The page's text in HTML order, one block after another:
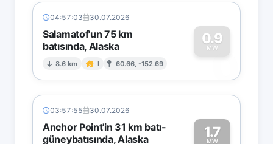
04:57:03 30.07.2026
Salamatof'un 75 km
batısında, Alaska
8.6 km I 60.66, -152.69
0.9
MW
0
03:57:55 30.07.2026
Anchor Point'in 31 km batı-
güneybatısında, Alaska
1.7
MW